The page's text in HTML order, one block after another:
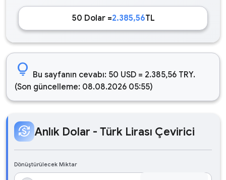
50 Dolar =2.385,56TL
lightbulb Bu sayfanın cevabı: 50 USD = 2.385,56 TRY.
(Son güncelleme: 08.08.2026 05:55)
currency_exchange Anlık Dolar - Türk Lirası Çevirici
Dönüştürülecek Miktar